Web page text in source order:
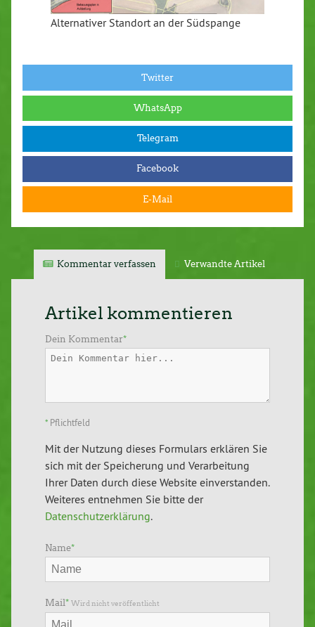
Alternativer Standort an der Südspange
Twitter
WhatsApp
Telegram
Facebook
E-Mail
Kommentar verfassen Verwandte Artikel
Artikel kommentieren
Dein Kommentar*
* Pflichtfeld
Mit der Nutzung dieses Formulars erklären Sie
sich mit der Speicherung und Verarbeitung
Ihrer Daten durch diese Website einverstanden.
Weiteres entnehmen Sie bitte der
Datenschutzerklärung.
Name*
Mail* Wird nicht veröffentlicht